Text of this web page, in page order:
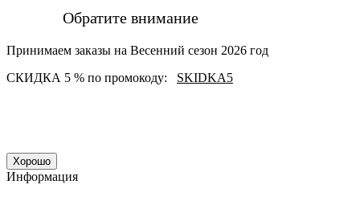
Обратите внимание
Принимаем заказы на Весенний сезон 2026 год
СКИДКА 5 % по промокоду: SKIDKA5
Хорошо
Информация